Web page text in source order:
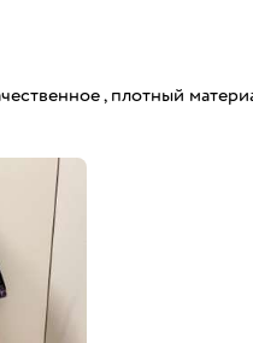
, плотный